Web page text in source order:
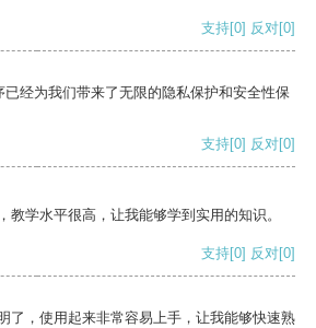
支持[0] 反对[0]
经为我们带来了无限的隐私保护和安全性保
支持[0] 反对[0]
教学水平很高，让我能够学到实用的知识。
支持[0] 反对[0]
了，使用起来非常容易上手，让我能够快速熟